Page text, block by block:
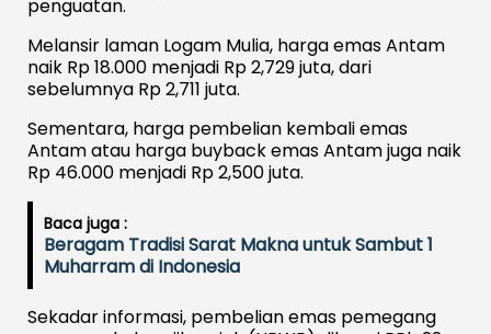
penguatan.
Melansir laman Logam Mulia, harga emas Antam
naik Rp 18.000 menjadi Rp 2,729 juta, dari
sebelumnya Rp 2,711 juta.
Sementara, harga pembelian kembali emas
Antam atau harga buyback emas Antam juga naik
Rp 46.000 menjadi Rp 2,500 juta.
Baca juga :
Beragam Tradisi Sarat Makna untuk Sambut 1
Muharram di Indonesia
Sekadar informasi, pembelian emas pemegang